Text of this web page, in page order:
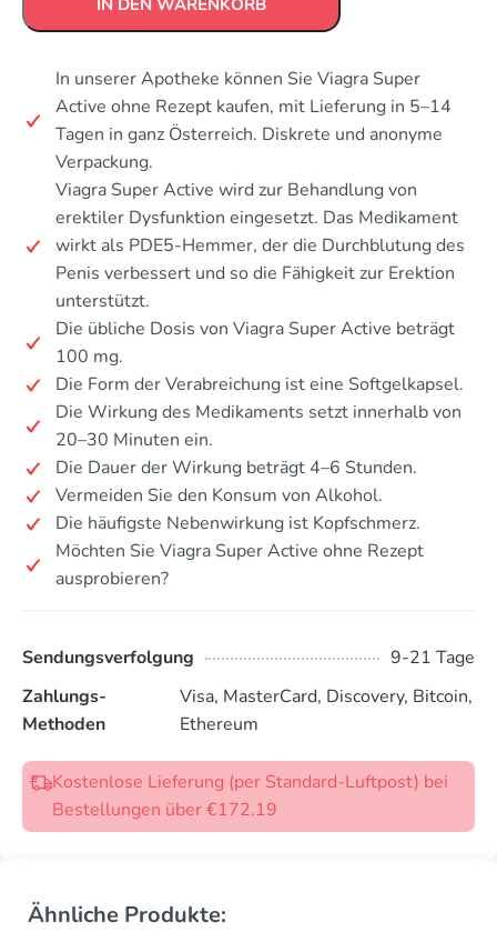
IN DEN WARENKORB
In unserer Apotheke können Sie Viagra Super
Active ohne Rezept kaufen, mit Lieferung in 5–14
Tagen in ganz Österreich. Diskrete und anonyme
Verpackung.
Viagra Super Active wird zur Behandlung von
erektiler Dysfunktion eingesetzt. Das Medikament
wirkt als PDE5-Hemmer, der die Durchblutung des
Penis verbessert und so die Fähigkeit zur Erektion
unterstützt.
Die übliche Dosis von Viagra Super Active beträgt
100 mg.
Die Form der Verabreichung ist eine Softgelkapsel.
Die Wirkung des Medikaments setzt innerhalb von
20–30 Minuten ein.
Die Dauer der Wirkung beträgt 4–6 Stunden.
Vermeiden Sie den Konsum von Alkohol.
Die häufigste Nebenwirkung ist Kopfschmerz.
Möchten Sie Viagra Super Active ohne Rezept
ausprobieren?
Sendungsverfolgung
9-21 Tage
Zahlungs-
Methoden
Visa, MasterCard, Discovery, Bitcoin,
Ethereum
Kostenlose Lieferung (per Standard-Luftpost) bei
Bestellungen über €172.19
Ähnliche Produkte: